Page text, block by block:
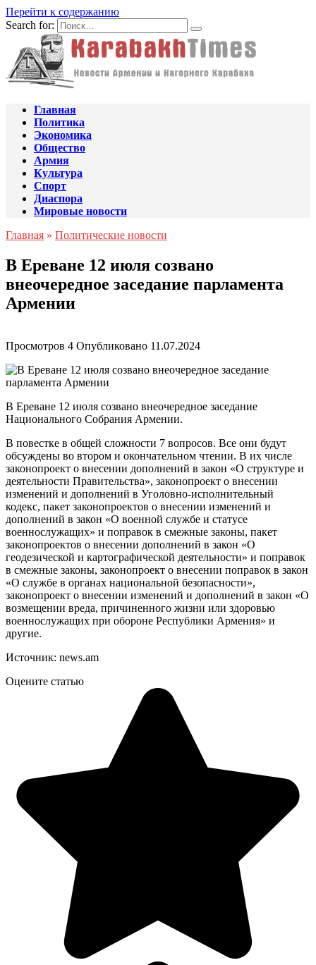
Перейти к содержанию
Search for:
Главная
Политика
Экономика
Общество
Армия
Культура
Спорт
Диаспора
Мировые новости
Главная » Политические новости
В Ереване 12 июля созвано
внеочередное заседание парламента
Армении
Просмотров 4 Опубликовано 11.07.2024
В Ереване 12 июля созвано внеочередное заседание
Национального Собрания Армении.
В повестке в общей сложности 7 вопросов. Все они будут
обсуждены во втором и окончательном чтении. В их числе
законопроект о внесении дополнений в закон «О структуре и
деятельности Правительства», законопроект о внесении
изменений и дополнений в Уголовно-исполнительный
кодекс, пакет законопроектов о внесении изменений и
дополнений в закон «О военной службе и статусе
военнослужащих» и поправок в смежные законы, пакет
законопроектов о внесении дополнений в закон «О
геодезической и картографической деятельности» и поправок
в смежные законы, законопроект о внесении поправок в закон
«О службе в органах национальной безопасности»,
законопроект о внесении изменений и дополнений в закон «О
возмещении вреда, причиненного жизни или здоровью
военнослужащих при обороне Республики Армения» и
другие.
Источник: news.am
Оцените статью